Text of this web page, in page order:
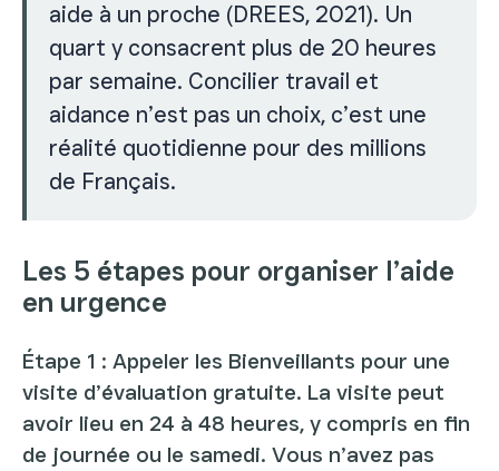
aide à un proche (DREES, 2021). Un
quart y consacrent plus de 20 heures
par semaine. Concilier travail et
aidance n’est pas un choix, c’est une
réalité quotidienne pour des millions
de Français.
Les 5 étapes pour organiser l’aide
en urgence
Étape 1 : Appeler les Bienveillants pour une
visite d’évaluation gratuite. La visite peut
avoir lieu en 24 à 48 heures, y compris en fin
de journée ou le samedi. Vous n’avez pas